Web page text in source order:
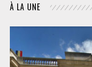
À LA UNE